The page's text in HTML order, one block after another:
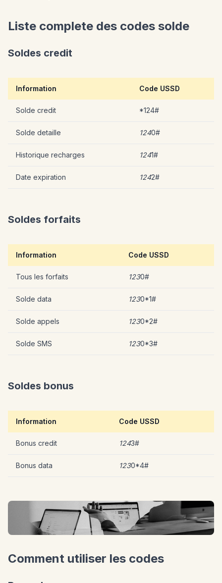
Liste complete des codes solde
Soldes credit
Information Code USSD
Solde credit *124#
Solde detaille 1240#
Historique recharges 1241#
Date expiration 1242#
Soldes forfaits
Information Code USSD
Tous les forfaits 1230#
Solde data 1230*1#
Solde appels 1230*2#
Solde SMS 1230*3#
Soldes bonus
Information Code USSD
Bonus credit 1243#
Bonus data 1230*4#
Comment utiliser les codes